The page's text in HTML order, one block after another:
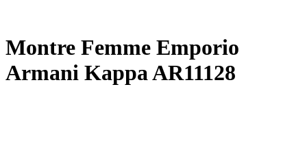
Montre Femme Emporio
Armani Kappa AR11128